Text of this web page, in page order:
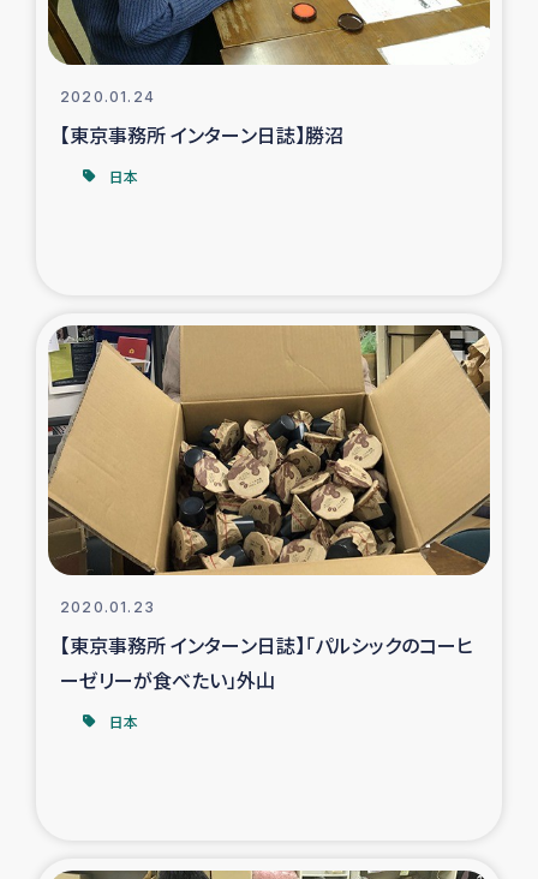
トルコにおけるシリア難民支援事業
インドネシア中部 スラウェシの地震・津波被災者支援
スリランカ 緊急人道支援
スリランカ南部洪水被災者支援
スリランカの南北女性をつなぐサリー・リサイクル・プロ
ジェクト
復興支援事業
女性グループPIFWANITAによる食品加工事業
国内避難民への物資配付および教育支援
2020.01.24
【東京事務所 インターン日誌】勝沼
日本
2020.01.23
【東京事務所 インターン日誌】「パルシックのコーヒ
ーゼリーが食べたい」外山
日本